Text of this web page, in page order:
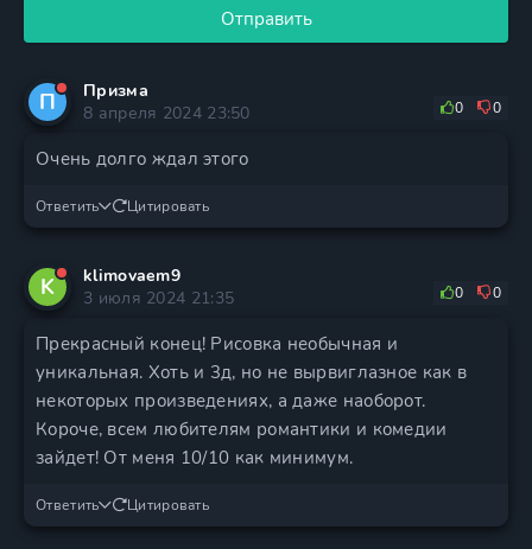
Отправить
П
Призма
8 апреля 2024 23:50
0 0
Очень долго ждал этого
Ответить Цитировать
K
klimovaem9
3 июля 2024 21:35
0 0
Прекрасный конец! Рисовка необычная и
уникальная. Хоть и 3д, но не вырвиглазное как в
некоторых произведениях, а даже наоборот.
Короче, всем любителям романтики и комедии
зайдет! От меня 10/10 как минимум.
Ответить Цитировать